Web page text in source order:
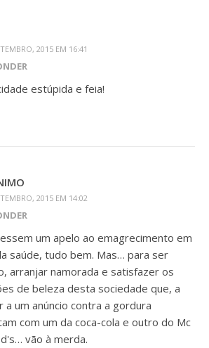
2015 EM 16:41
estúpida e feia!
2015 EM 14:02
um apelo ao emagrecimento em
saúde, tudo bem. Mas… para ser
arranjar namorada e satisfazer os
de beleza desta sociedade que, a
a um anúncio contra a gordura
com um da coca-cola e outro do Mc
vão à merda.